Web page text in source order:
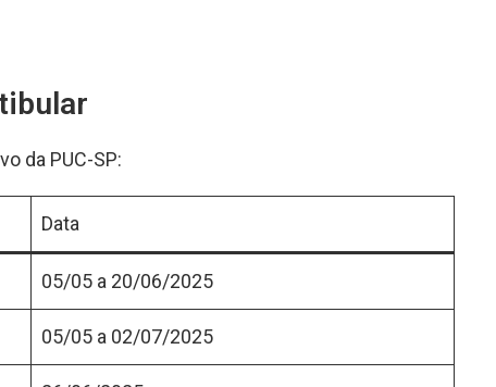
da PUC-SP:
Data
05/05 a 20/06/2025
05/05 a 02/07/2025